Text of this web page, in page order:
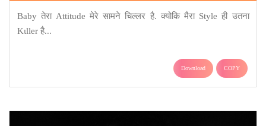
Baby तेरा Attitude मेरे सामने ‎चिल्लर है. क्योकि मैरा Style ही उतना
‎Kιller है...
Download COPY